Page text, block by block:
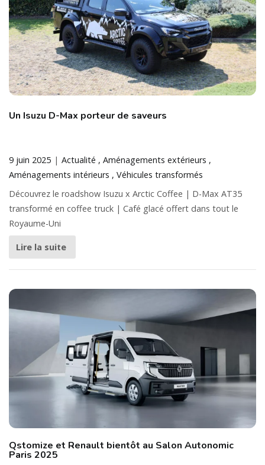
Un Isuzu D-Max porteur de saveurs
9 juin 2025 Actualité
Aménagements extérieurs
Aménagements intérieurs
Véhicules transformés
Découvrez le roadshow Isuzu x Arctic Coffee | D-Max AT35
transformé en coffee truck | Café glacé offert dans tout le
Royaume-Uni
Lire la suite
Qstomize et Renault bientôt au Salon Autonomic
Paris 2025